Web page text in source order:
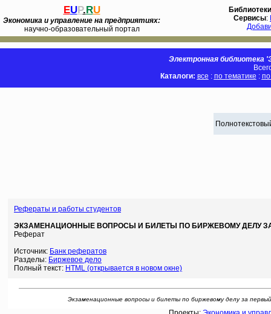
EUP.RU
Экономика и управление на предприятиях:
научно-образовательный портал
Библиотеки
Сервисы:
Электронная библиотека
Каталоги: все : по тематике :
Рефераты и работы студентов
ЭКЗАМЕНАЦИОННЫЕ ВОПРОСЫ И БИЛЕТЫ ПО БИРЖЕВОМУ ДЕЛУ
Реферат
Источник: Банк рефератов
Разделы: Биржевое дело
Полный текст: HTML (открывается в новом окне)
Экзаменационные вопросы и билеты по биржевому делу за